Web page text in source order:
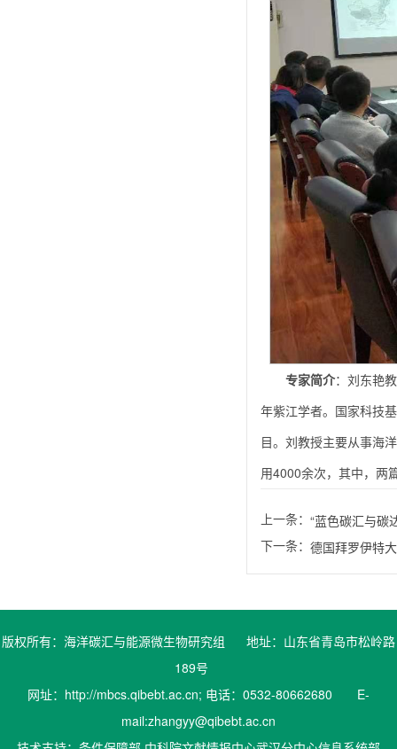
专家简介：刘东艳
年紫江学者。国家科技
目。刘教授主要从事海
用4000余次，其中，两
上一条： “蓝色碳汇与碳
下一条： 德国拜罗伊特
版权所有：海洋碳汇与能源微生物研究组 地址：山东省青岛市松岭路
189号
网址：http://mbcs.qibebt.ac.cn; 电话：0532-80662680 E-
mail:zhangyy@qibebt.ac.cn